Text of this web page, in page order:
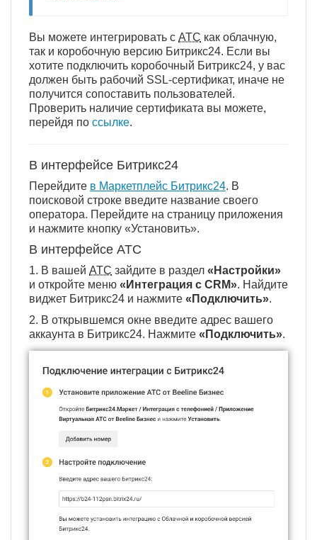
Вы можете интегрировать с АТС как облачную,
так и коробочную версию Битрикс24. Если вы
хотите подключить коробочный Битрикс24, у вас
должен быть рабочий SSL-сертификат, иначе не
получится сопоставить пользователей.
Проверить наличие сертификата вы можете,
перейдя по ссылке.
В интерфейсе Битрикс24
Перейдите в Маркетплейс Битрикс24. В
поисковой строке введите название своего
оператора. Перейдите на страницу приложения
и нажмите кнопку «Установить».
В интерфейсе АТС
1. В вашей АТС зайдите в раздел «Настройки»
и откройте меню «Интеграция с CRM». Найдите
виджет Битрикс24 и нажмите «Подключить».
2. В открывшемся окне введите адрес вашего
аккаунта в Битрикс24. Нажмите «Подключить».